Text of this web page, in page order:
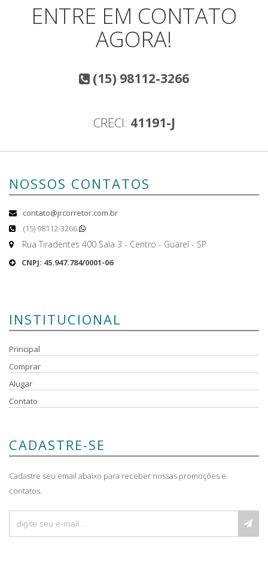
ENTRE EM CONTATO
AGORA!
(15) 98112-3266
CRECI: 41191-J
NOSSOS CONTATOS
contato@jrcorretor.com.br
(15) 98112-3266
Rua Tiradentes 400 Sala 3 - Centro - Guareí - SP
CNPJ: 45.947.784/0001-06
INSTITUCIONAL
Principal
Comprar
Alugar
Contato
CADASTRE-SE
Cadastre seu email abaixo para receber nossas promoções e
contatos.